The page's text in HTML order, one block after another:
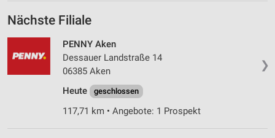
Nächste Filiale
❯
PENNY Aken
Dessauer Landstraße 14
06385 Aken
Heute
geschlossen
117,71 km • Angebote: 1 Prospekt